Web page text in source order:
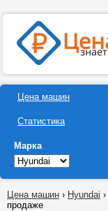
Цена машин
Статистика
Марка
Цена машин › Hyundai ›
продаже